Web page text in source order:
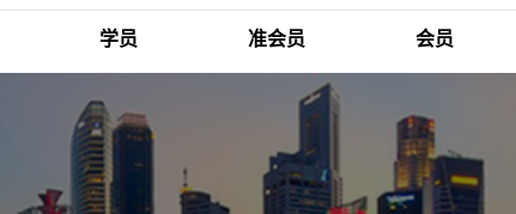
学员 准会员 会员